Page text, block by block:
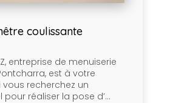
coulissante
entreprise de menuiserie
est à votre
recherchez un
réaliser la pose d’...